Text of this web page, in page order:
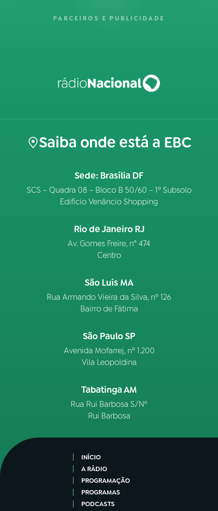
PARCEIROS E PUBLICIDADE
Saiba onde está a EBC
Sede: Brasília DF
SCS – Quadra 08 – Bloco B 50/60 – 1º Subsolo
Edifício Venâncio Shopping
Rio de Janeiro RJ
Av. Gomes Freire, n° 474
Centro
São Luís MA
Rua Armando Vieira da Silva, nº 126
Bairro de Fátima
São Paulo SP
Avenida Mofarrej, nº 1.200
Vila Leopoldina
Tabatinga AM
Rua Rui Barbosa S/Nº
Rui Barbosa
INÍCIO
A RÁDIO
PROGRAMAÇÃO
PROGRAMAS
PODCASTS